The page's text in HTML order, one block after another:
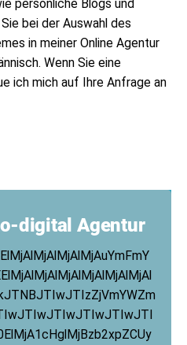
persönliche Blogs und
bei der Auswahl des
in meiner Online Agentur
Wenn Sie eine
ich mich auf Ihre Anfrage an
digital Agentur